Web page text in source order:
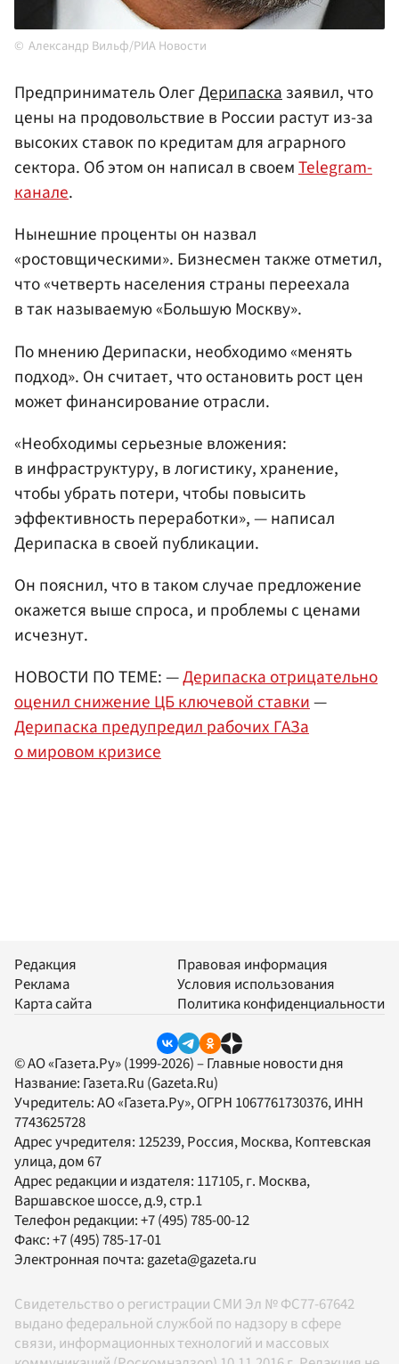
Александр Вильф/РИА Новости
Предприниматель ОлегДерипасказаявил, что
цены на продовольствие в России растут из-за
высоких ставок по кредитам для аграрного
сектора. Об этом он написал в своемTelegram-
канале.
Нынешние проценты он назвал
«ростовщическими». Бизнесмен также отметил,
что «четверть населения страны переехала
в так называемую «Большую Москву».
По мнению Дерипаски, необходимо «менять
подход». Он считает, что остановить рост цен
может финансирование отрасли.
«Необходимы серьезные вложения:
в инфраструктуру, в логистику, хранение,
чтобы убрать потери, чтобы повысить
эффективность переработки», — написал
Дерипаска в своей публикации.
Он пояснил, что в таком случае предложение
окажется выше спроса, и проблемы с ценами
исчезнут.
НОВОСТИ ПО ТЕМЕ: —Дерипаска отрицательно
оценил снижение ЦБ ключевой ставки—
Дерипаска предупредил рабочих ГАЗа
о мировом кризисе
Редакция
Реклама
Карта сайта
Правовая информация
Условия использования
Политика конфиденциальности
© АО «Газета.Ру» (1999-2026) – Главные новости дня
Название: Газета.Ru (Gazeta.Ru)
Учредитель:АО «Газета.Ру», ОГРН 1067761730376, ИНН
7743625728
Адрес учредителя: 125239, Россия, Москва, Коптевская
улица, дом 67
Адрес редакции и издателя: 117105, г. Москва,
Варшавское шоссе, д.9, стр.1
Телефон редакции:+7 (495) 785-00-12
Факс:+7 (495) 785-17-01
Электронная почта: gazeta@gazeta.ru
Свидетельство о регистрации СМИ Эл № ФС77-67642
выдано федеральной службой по надзору в сфере
связи, информационных технологий и массовых